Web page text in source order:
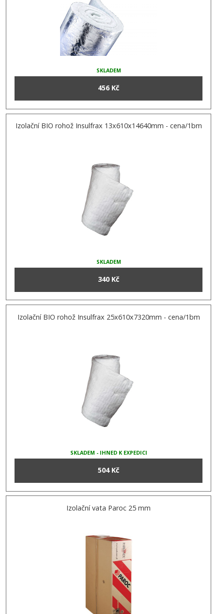
SKLADEM
456 Kč
Izolační BIO rohož Insulfrax 13x610x14640mm - cena/1bm
SKLADEM
340 Kč
Izolační BIO rohož Insulfrax 25x610x7320mm - cena/1bm
SKLADEM - IHNED K EXPEDICI
504 Kč
Izolační vata Paroc 25 mm